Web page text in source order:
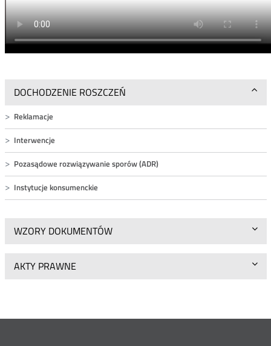
DOCHODZENIE ROSZCZEŃ
Reklamacje
Interwencje
Pozasądowe rozwiązywanie sporów (ADR)
Instytucje konsumenckie
WZORY DOKUMENTÓW
AKTY PRAWNE